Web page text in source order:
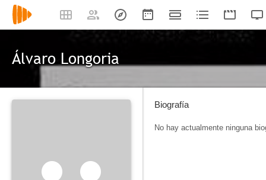
Álvaro Longoria
Biografía
No hay actualmente ninguna